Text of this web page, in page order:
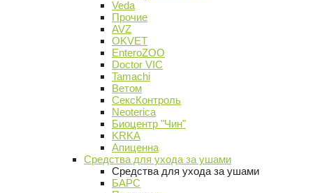
Veda
Прочие
AVZ
OKVET
EnteroZOO
Doctor VIC
Tamachi
Ветом
СексКонтроль
Neoterica
Биоцентр "Чин"
KRKA
Апиценна
Средства для ухода за ушами
Средства для ухода за ушами
БАРС